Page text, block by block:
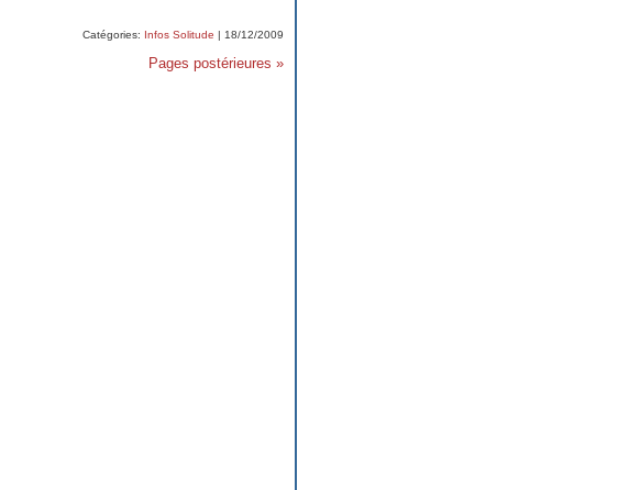
Catégories: Infos Solitude | 18/12/2009
Pages postérieures »